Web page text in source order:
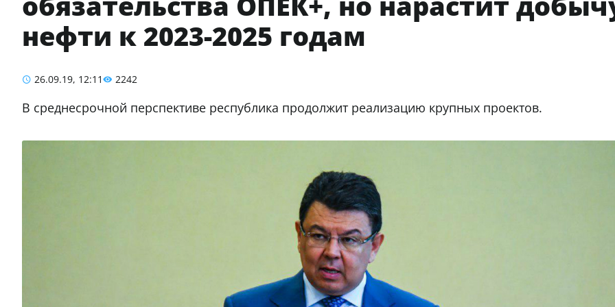
нефти к 2023-2025 годам
26.09.19, 12:11 2242
В среднесрочной перспективе республика продолжит реализацию крупных проектов.